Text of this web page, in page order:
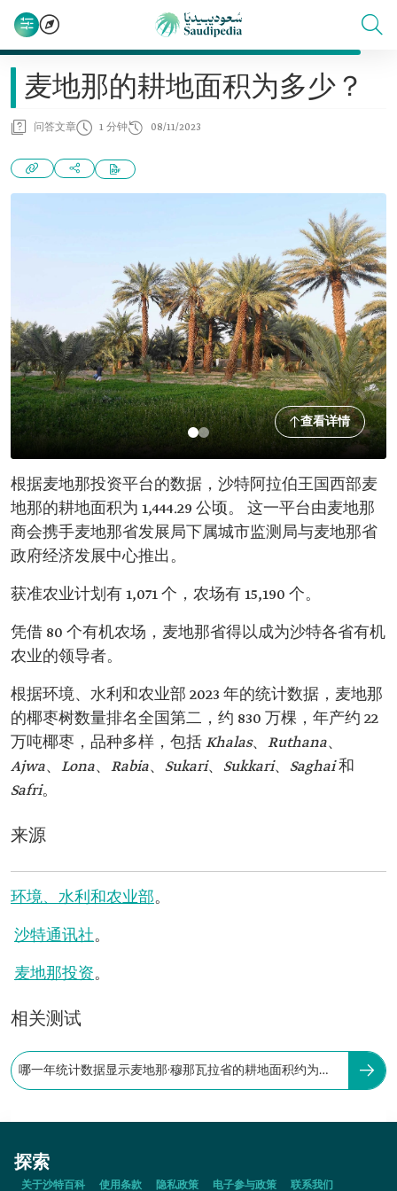
麦地那的耕地面积为多少？
问答文章 1 分钟 08/11/2023
查看详情
根据麦地那投资平台的数据，沙特阿拉伯王国西部麦
地那的耕地面积为 1,444.29 公顷。 这一平台由麦地那
商会携手麦地那省发展局下属城市监测局与麦地那省
政府经济发展中心推出。
获准农业计划有 1,071 个，农场有 15,190 个。
凭借 80 个有机农场，麦地那省得以成为沙特各省有机
农业的领导者。
根据环境、水利和农业部 2023 年的统计数据，麦地那
的椰枣树数量排名全国第二，约 830 万棵，年产约 22
万吨椰枣，品种多样，包括Khalas、 Ruthana、
Ajwa、 Lona、 Rabia、 Sukari、 Sukkari、 Saghai和
Safri。
来源
环境、水利和农业部。
沙特通讯社。
麦地那投资。
相关测试
哪一年统计数据显示麦地那·穆那瓦拉省的耕地面积约为
探索
关于沙特百科 使用条款 隐私政策 电子参与政策 联系我们